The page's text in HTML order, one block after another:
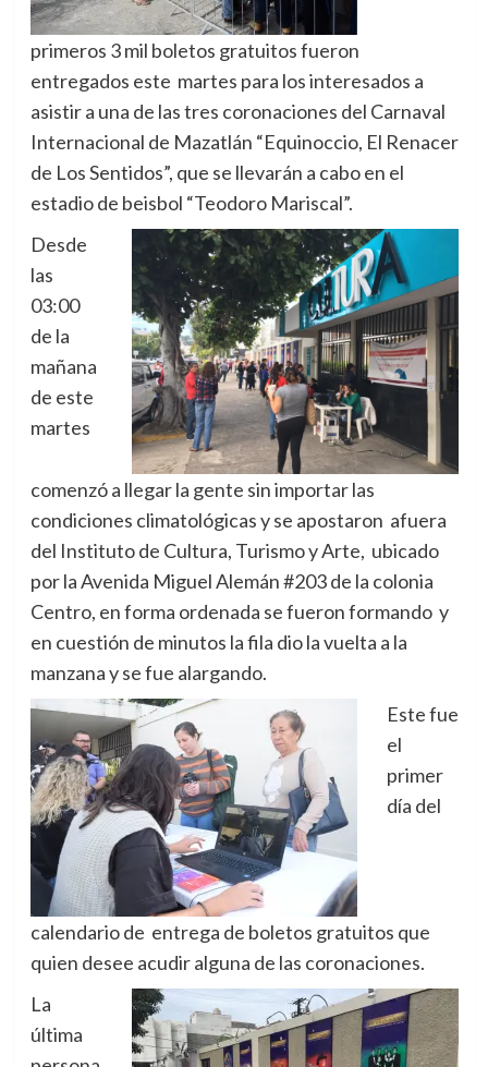
primeros 3 mil boletos gratuitos fueron
entregados este martes para los interesados a
asistir a una de las tres coronaciones del Carnaval
Internacional de Mazatlán “Equinoccio, El Renacer
de Los Sentidos”, que se llevarán a cabo en el
estadio de beisbol “Teodoro Mariscal”.
Desde
las
03:00
de la
mañana
de este
martes
comenzó a llegar la gente sin importar las
condiciones climatológicas y se apostaron afuera
del Instituto de Cultura, Turismo y Arte, ubicado
por la Avenida Miguel Alemán #203 de la colonia
Centro, en forma ordenada se fueron formando y
en cuestión de minutos la fila dio la vuelta a la
manzana y se fue alargando.
Este fue
el
primer
día del
calendario de entrega de boletos gratuitos que
quien desee acudir alguna de las coronaciones.
La
última